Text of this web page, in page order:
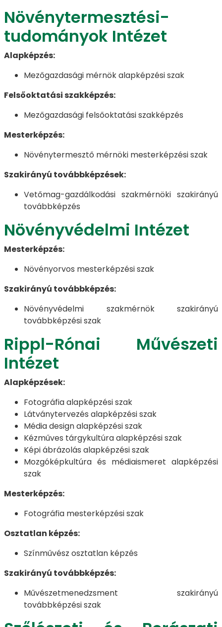
Növénytermesztési-
tudományok Intézet
Alapképzés:
Mezőgazdasági mérnök alapképzési szak
Felsőoktatási szakképzés:
Mezőgazdasági felsőoktatási szakképzés
Mesterképzés:
Növénytermesztő mérnöki mesterképzési szak
Szakirányú továbbképzések:
Vetőmag-gazdálkodási szakmérnöki szakirányú
továbbképzés
Növényvédelmi Intézet
Mesterképzés:
Növényorvos mesterképzési szak
Szakirányú továbbképzés:
Növényvédelmi szakmérnök szakirányú
továbbképzési szak
Rippl-Rónai Művészeti
Intézet
Alapképzések:
Fotográfia alapképzési szak
Látványtervezés alapképzési szak
Média design alapképzési szak
Kézműves tárgykultúra alapképzési szak
Képi ábrázolás alapképzési szak
Mozgóképkultúra és médiaismeret alapképzési
szak
Mesterképzés:
Fotográfia mesterképzési szak
Osztatlan képzés:
Színművész osztatlan képzés
Szakirányú továbbképzés:
Művészetmenedzsment szakirányú
továbbképzési szak